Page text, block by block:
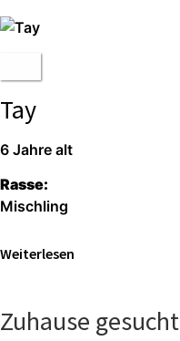
Tay
6 Jah­re alt
Ras­se:
Misch­ling
Wei­ter­le­sen
Zuhause gesucht